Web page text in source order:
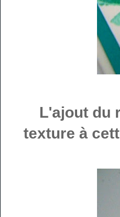
L'ajout du
texture à